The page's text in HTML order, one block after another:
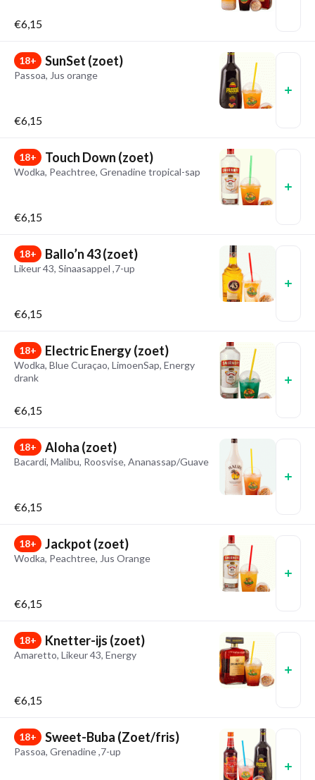
€6,15
18+ SunSet (zoet)
Passoa, Jus orange
€6,15
18+ Touch Down (zoet)
Wodka, Peachtree, Grenadine tropical-sap
€6,15
18+ Ballo’n 43 (zoet)
Likeur 43, Sinaasappel ,7-up
€6,15
18+ Electric Energy (zoet)
Wodka, Blue Curaçao, LimoenSap, Energy
drank
€6,15
18+ Aloha (zoet)
Bacardi, Malibu, Roosvise, Ananassap/Guave
€6,15
18+ Jackpot (zoet)
Wodka, Peachtree, Jus Orange
€6,15
18+ Knetter-ijs (zoet)
Amaretto, Likeur 43, Energy
€6,15
18+ Sweet-Buba (Zoet/fris)
Passoa, Grenadine ,7-up